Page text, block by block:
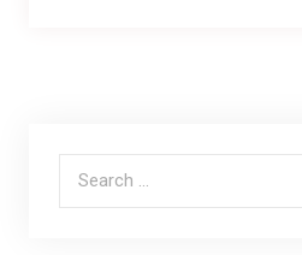
Search for: